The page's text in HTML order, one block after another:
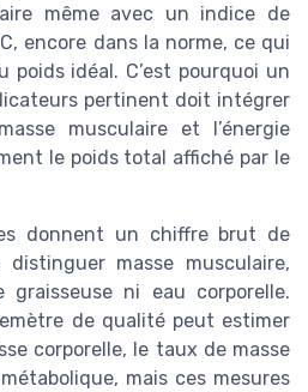
même avec un indice de
encore dans la norme, ce qui
poids idéal. C’est pourquoi un
pertinent doit intégrer
musculaire et l’énergie
le poids total affiché par le
donnent un chiffre brut de
distinguer masse musculaire,
graisseuse ni eau corporelle.
de qualité peut estimer
corporelle, le taux de masse
mais ces mesures